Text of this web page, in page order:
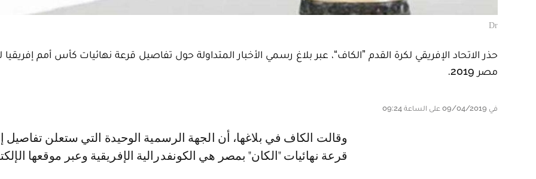
Dr
حذر الاتحاد الإفريقي لكرة القدم ”الكاف“، عبر بلاغ رسمي الأخبار المتداولة حول تفاصيل قرعة نهائيات كأس أمم إفريقيا
مصر 2019.
في 09/04/2019 على الساعة 09:24
وقالت الكاف في بلاغها، أن الجهة الرسمية الوحيدة التي ستعلن تفاصيل إجراء
قرعة نهائيات "الكان" بمصر هي الكونفدرالية الإفريقية وعبر موقعها